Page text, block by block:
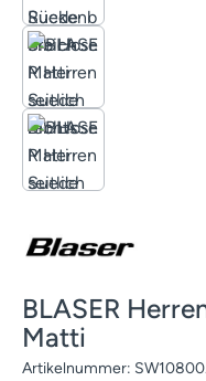
BLASER
Matti
Artikelnummer: